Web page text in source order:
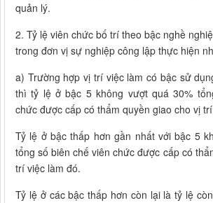
quản lý.
2. Tỷ lệ viên chức bố trí theo bậc nghề
trong đơn vị sự nghiệp công lập thực hiện
a) Trường hợp vị trí việc làm có bậc sử
thì tỷ lệ ở bậc 5 không vượt quá 30%
chức được cấp có thẩm quyền giao cho vị
Tỷ lệ ở bậc thấp hơn gần nhất với bậc 5
tổng số biên chế viên chức được cấp có
trí việc làm đó.
Tỷ lệ ở các bậc thấp hơn còn lại là tỷ lệ